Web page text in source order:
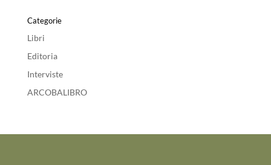
Categorie
Libri
Editoria
Interviste
ARCOBALIBRO